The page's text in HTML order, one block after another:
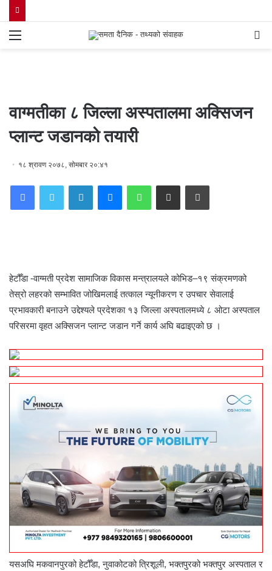
वाग्मतीका ८ जिल्ला अस्पतालमा अक्सिजन
प्लान्ट जडानको तयारी
१८ श्रावण २०७८, सोमबार २०:४१
हेटौँडा -वाग्मती प्रदेश सामाजिक विकास मन्त्रालयले कोभिड–१९ संक्रमणको
तेस्रो लहरको सम्भावित जोखिमलाई तत्काल न्यूनीकरण र उपचार सेवालाई
प्रभावकारी बनाउने उद्देश्यले प्रदेशका १३ जिल्ला अस्पतालमध्ये ८ ओटा अस्पताल
परिसरमा वृहत अक्सिजन प्लान्ट जडान गर्ने कार्य अघि बढाइएको छ ।
यसअघि मकवानपुरको हेटौँडा, नुवाकोटको त्रिशूली, भक्तपुरको भक्तपुर अस्पताल र